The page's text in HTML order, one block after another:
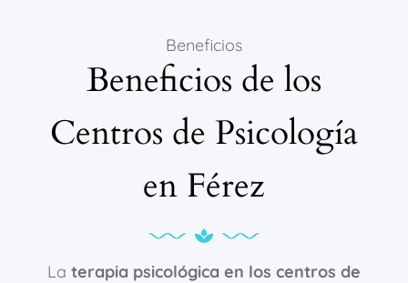
Beneficios
Beneficios de los
Centros de Psicología
en Férez
La terapia psicológica en los centros de